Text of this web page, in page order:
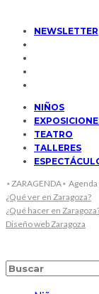
NEWSLETTER
NIÑOS
TEATRO
TALLERES
⋆ZARAGENDA⋆
¿Qué ver en Zaragoza?
¿Qué hacer en
Diseño web Zaragoza